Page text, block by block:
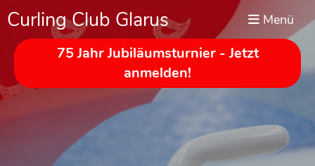
Curling Club Glarus Menü
75 Jahr Jubiläumsturnier - Jetzt
anmelden!